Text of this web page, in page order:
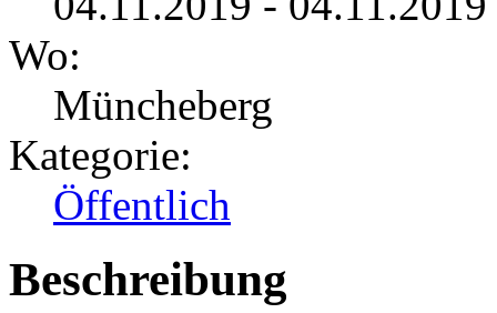
Wo:
Müncheberg
Kategorie:
Öffentlich
Beschreibung